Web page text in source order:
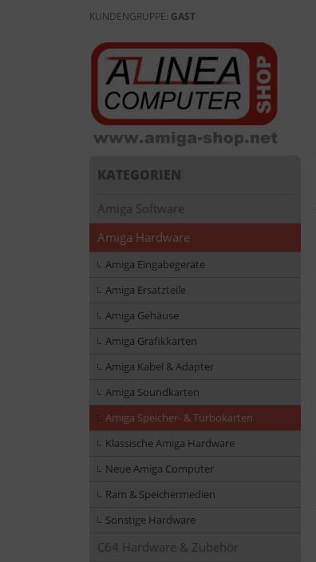
KUNDENGRUPPE: GAST
KATEGORIEN
Amiga Software
Amiga Hardware
Amiga Eingabegeräte
Amiga Ersatzteile
Amiga Gehäuse
Amiga Grafikkarten
Amiga Kabel & Adapter
Amiga Soundkarten
Amiga Speicher- & Turbokarten
Klassische Amiga Hardware
Neue Amiga Computer
Ram & Speichermedien
Sonstige Hardware
C64 Hardware & Zubehör